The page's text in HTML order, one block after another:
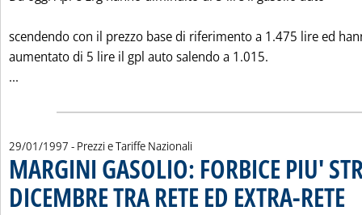
scendendo con il prezzo base di riferimento a 1.475 lire ed
aumentato di 5 lire il gpl auto salendo a 1.015.
...
29/01/1997 - Prezzi e Tariffe Nazionali
MARGINI GASOLIO: FORBICE PIU'
DICEMBRE TRA RETE ED EXTRA-RETE